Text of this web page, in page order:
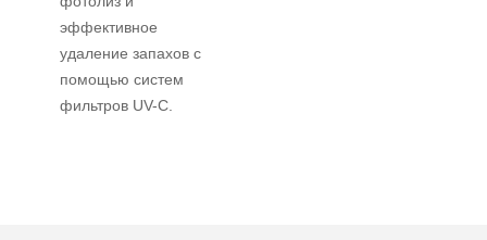
эффективное
удаление запахов с
помощью систем
фильтров UV-C.